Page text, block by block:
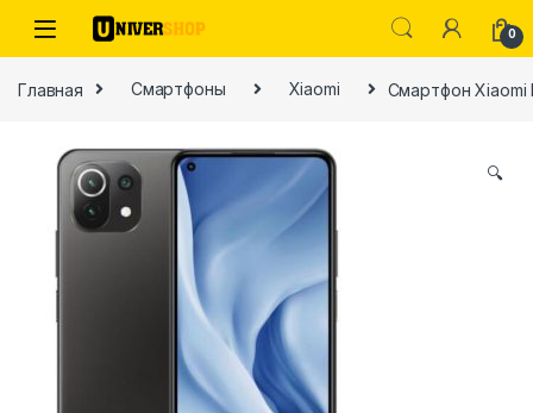
Skip to navigation
Skip to content
0
Главная Смартфоны Xiaomi Смартфон Xiaomi
🔍